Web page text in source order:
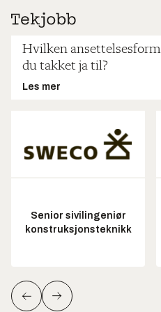
Hvilken
du takket ja til?
Les mer
Senior sivilingeniør
konstruksjonsteknikk